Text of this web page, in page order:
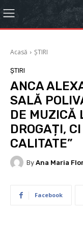
Acasă ȘTIRI
ȘTIRI
ANCA
SALĂ
DE MUZICĂ
DROGAȚI,
CALITATE”
By Ana Maria
Facebook